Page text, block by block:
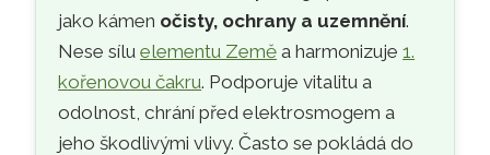
jako kámen očisty, ochrany a uzemnění.
Nese síluelementu Země a harmonizuje1.
kořenovou čakru. Podporuje vitalitu a
odolnost, chrání před elektrosmogem a
jeho škodlivými vlivy. Často se pokládá do